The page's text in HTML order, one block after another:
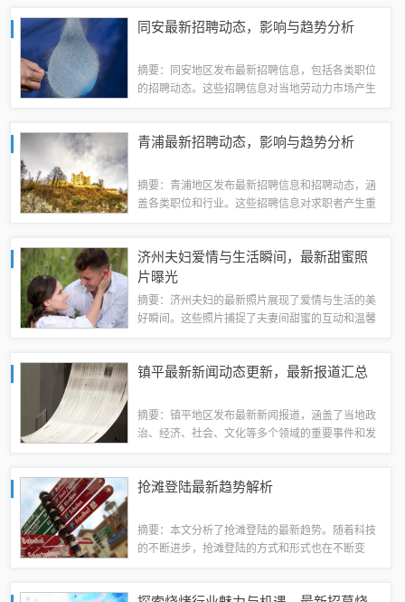
同安最新招聘动态，影响与趋势分析
摘要：同安地区发布最新招聘信息，包括各类职位
的招聘动态。这些招聘信息对当地劳动力市场产生
同安地区经济发展的现状和趋势。这些变化对...
青浦最新招聘动态，影响与趋势分析
摘要：青浦地区发布最新招聘信息和招聘动态，涵
盖各类职位和行业。这些招聘信息对求职者产生重
对区域经济发展产生积极影响。青浦最新招聘...
济州夫妇爱情与生活瞬间，最新甜蜜照
片曝光
摘要：济州夫妇的最新照片展现了爱情与生活的美
好瞬间。这些照片捕捉了夫妻间甜蜜的互动和温馨
坚定决心。这些照片也传递出爱情的美好和珍...
镇平最新新闻动态更新，最新报道汇总
摘要：镇平地区发布最新新闻报道，涵盖了当地政
治、经济、社会、文化等多个领域的重要事件和发
挑战和机遇。读者可以通过这些报道了解镇平...
抢滩登陆最新趋势解析
摘要：本文分析了抢滩登陆的最新趋势。随着科技
的不断进步，抢滩登陆的方式和形式也在不断变